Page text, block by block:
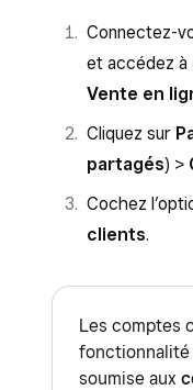
Connectez-
et accédez à
Vente en
Cliquez sur
partagés) >
Cochez
clients.
Les comptes
fonctionnalité
soumise aux